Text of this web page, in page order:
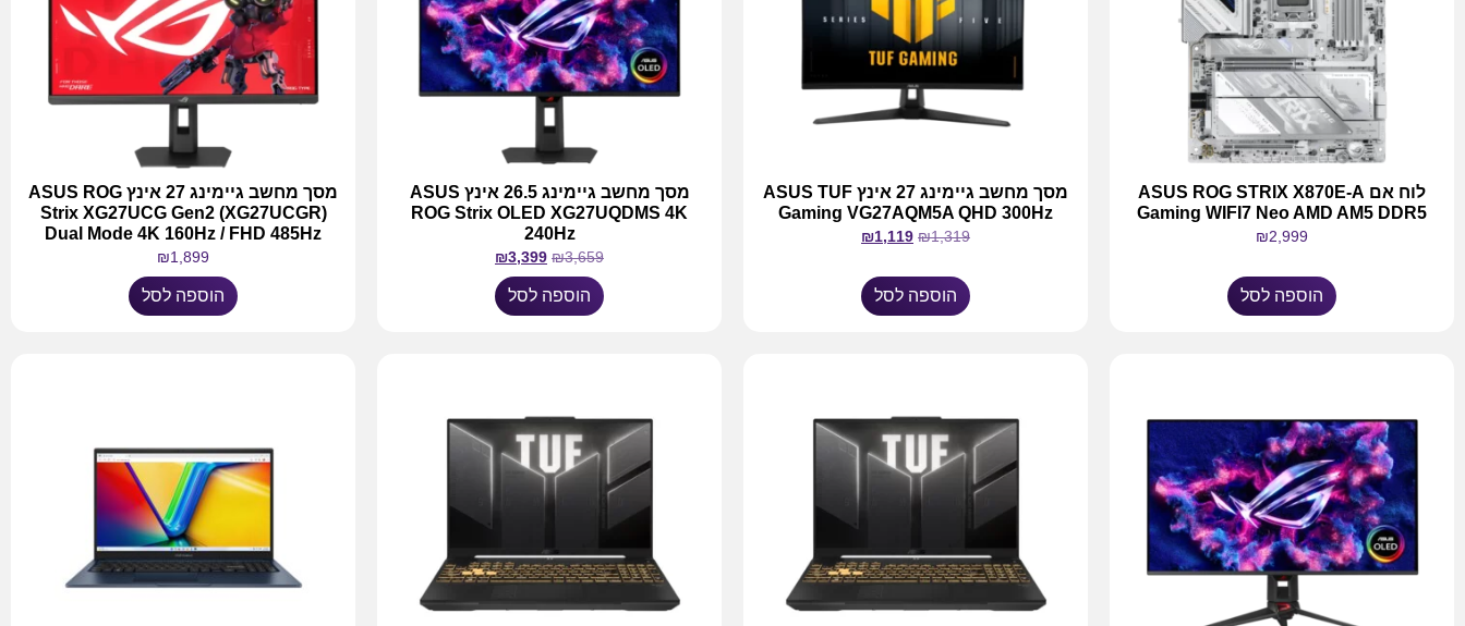
לוח אם ASUS ROG STRIX X870E-A
Gaming WIFI7 Neo AMD AM5 DDR5
₪2,999
הוספה לסל
מסך מחשב גיימינג 27 אינץ ASUS TUF
Gaming VG27AQM5A QHD 300Hz
₪1,319
₪1,119
הוספה לסל
מסך מחשב גיימינג 26.5 אינץ ASUS
ROG Strix OLED XG27UQDMS 4K
240Hz
₪3,659
₪3,399
הוספה לסל
מסך מחשב גיימינג 27 אינץ ASUS ROG
Strix XG27UCG Gen2 (XG27UCGR)
Dual Mode 4K 160Hz / FHD 485Hz
₪1,899
הוספה לסל